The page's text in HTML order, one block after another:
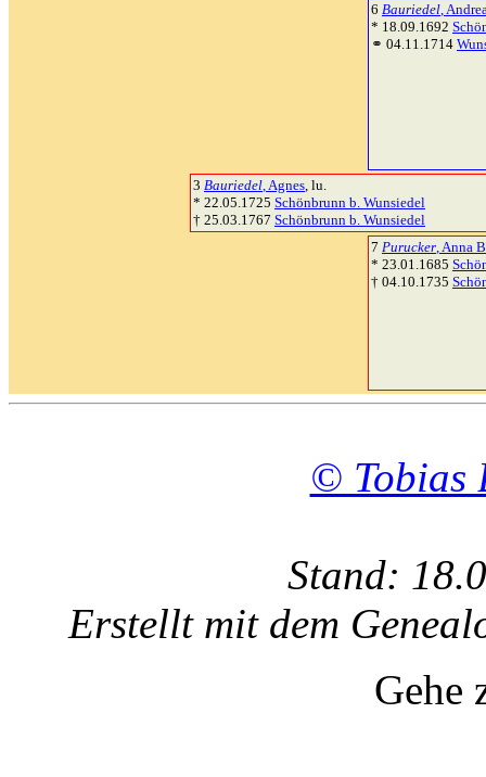
6 Bauriedel,
* 18.09.1692
⚭ 04.11.1714
3 Bauriedel, Agnes, lu.
* 22.05.1725 Schönbrunn b. Wunsiedel
† 25.03.1767 Schönbrunn b. Wunsiedel
7 Purucker, Anna
* 23.01.1685
† 04.10.1735
© Tobias
Stand:
Erstellt mit dem
Gehe